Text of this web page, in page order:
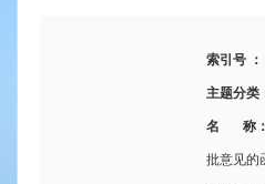
索引号 ：
主题分类
名 称：
批意见的